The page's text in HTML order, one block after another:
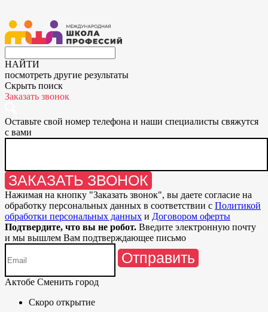
НАЙТИ
посмотреть другие результаты
Скрыть поиск
Заказать звонок
Оставьте свой номер телефона и наши специалисты свяжутся
с вами
ЗАКАЗАТЬ ЗВОНОК
Нажимая на кнопку "Заказать звонок", вы даете согласие на
обработку персональных данных в соответствии с Политикой
обработки персональных данных и Договором оферты
Подтвердите, что вы не робот. Введите электронную почту
и мы вышлем Вам подтверждающее письмо
Отправить
Актобе Сменить город
Скоро открытие